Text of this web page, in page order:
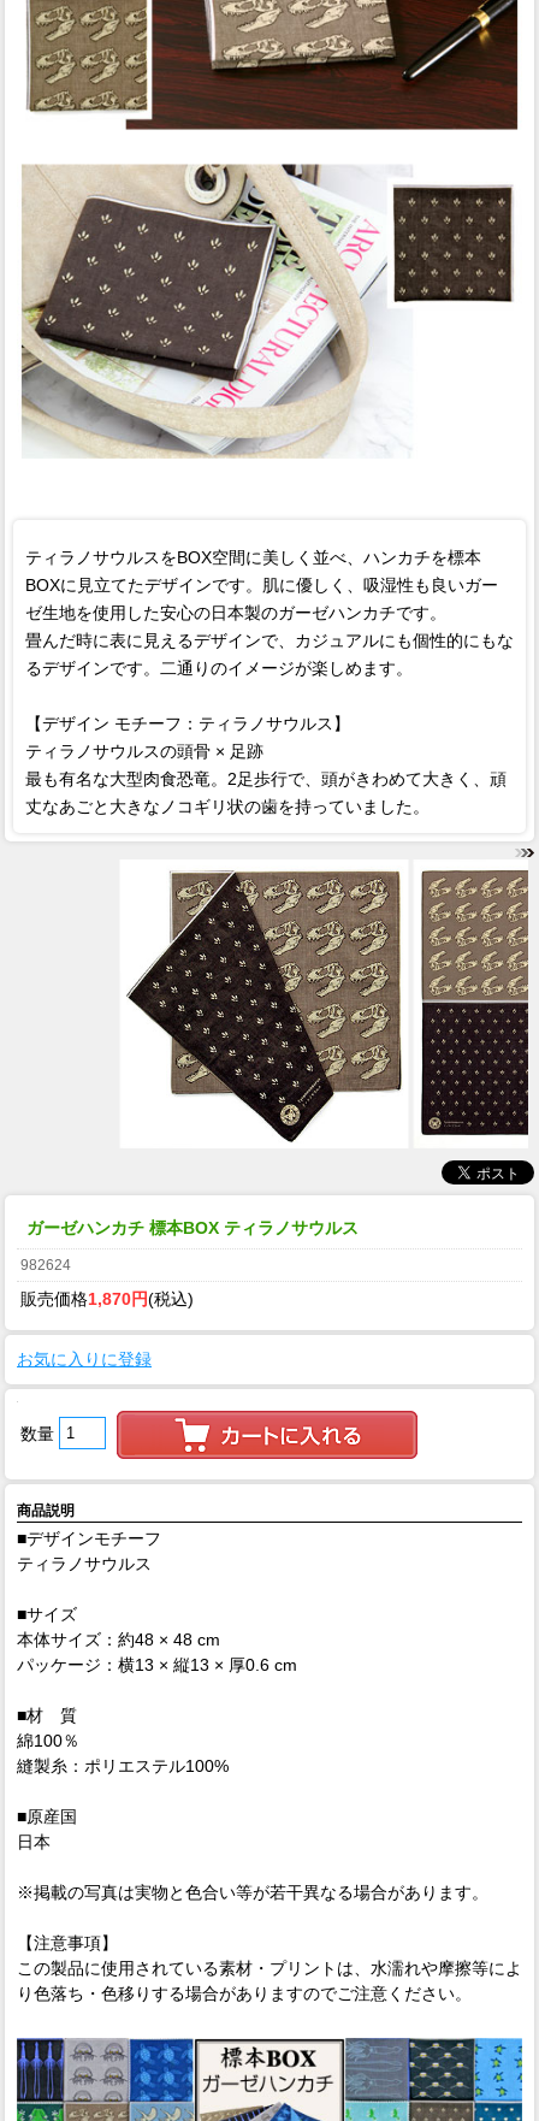
ティラノサウルスをBOX空間に美しく並べ、ハンカチを標本
BOXに見立てたデザインです。肌に優しく、吸湿性も良いガー
ゼ生地を使用した安心の日本製のガーゼハンカチです。
畳んだ時に表に見えるデザインで、カジュアルにも個性的にもな
るデザインです。二通りのイメージが楽しめます。
【デザイン モチーフ：ティラノサウルス】
ティラノサウルスの頭骨 × 足跡
最も有名な大型肉食恐竜。2足歩行で、頭がきわめて大きく、頑
丈なあごと大きなノコギリ状の歯を持っていました。
ガーゼハンカチ 標本BOX ティラノサウルス
982624
販売価格1,870円(税込)
お気に入りに登録
数量
商品説明
■デザインモチーフ
ティラノサウルス
■サイズ
本体サイズ：約48 × 48 cm
パッケージ：横13 × 縦13 × 厚0.6 cm
■材 質
綿100％
縫製糸：ポリエステル100%
■原産国
日本
※掲載の写真は実物と色合い等が若干異なる場合があります。
【注意事項】
この製品に使用されている素材・プリントは、水濡れや摩擦等によ
り色落ち・色移りする場合がありますのでご注意ください。